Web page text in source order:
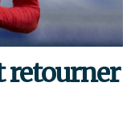
retourner